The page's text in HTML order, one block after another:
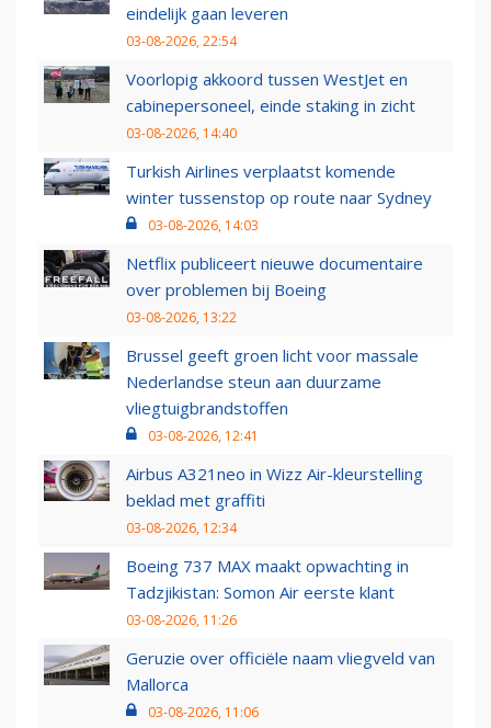
eindelijk gaan leveren
03-08-2026, 22:54
Voorlopig akkoord tussen WestJet en
cabinepersoneel, einde staking in zicht
03-08-2026, 14:40
Turkish Airlines verplaatst komende
winter tussenstop op route naar Sydney
03-08-2026, 14:03
Netflix publiceert nieuwe documentaire
over problemen bij Boeing
03-08-2026, 13:22
Brussel geeft groen licht voor massale
Nederlandse steun aan duurzame
vliegtuigbrandstoffen
03-08-2026, 12:41
Airbus A321neo in Wizz Air-kleurstelling
beklad met graffiti
03-08-2026, 12:34
Boeing 737 MAX maakt opwachting in
Tadzjikistan: Somon Air eerste klant
03-08-2026, 11:26
Geruzie over officiële naam vliegveld van
Mallorca
03-08-2026, 11:06